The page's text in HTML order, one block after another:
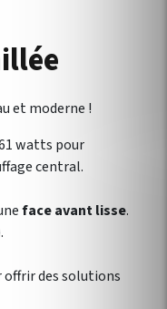
et moderne !
watts pour
central.
face avant lisse.
offrir des solutions